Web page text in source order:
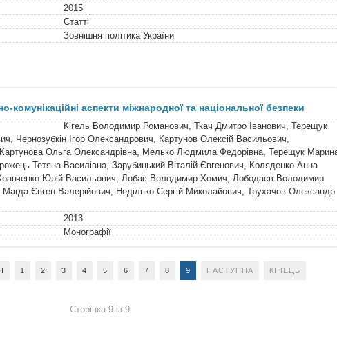
2015
Статті
Зовнішня політика України
комунікаційні аспекти міжнародної та національної безпеки
Кігель Володимир Романович, Ткач Дмитро Іванович, Терещук
Чернозубкін Ігор Олександрович, Картунов Олексій Васильович,
Ольга Олександрівна, Мелько Людмила Федорівна, Терещук
Тетяна Василівна, Зарубицький Віталій Євгенович, Коляденко Анна
Юрій Васильович, Лобас Володимир Хомич, Лободаєв Володимир
Євген Валерійович, Неділько Сергій Миколайович, Трухачов Олександр
2013
Монографії
1 2 3 4 5 6 7 8 9 НАСТУПНА КІНЕЦЬ
Сторінка 9 із 9